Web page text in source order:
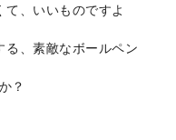
、いいものですよ
、素敵なボールペン
？